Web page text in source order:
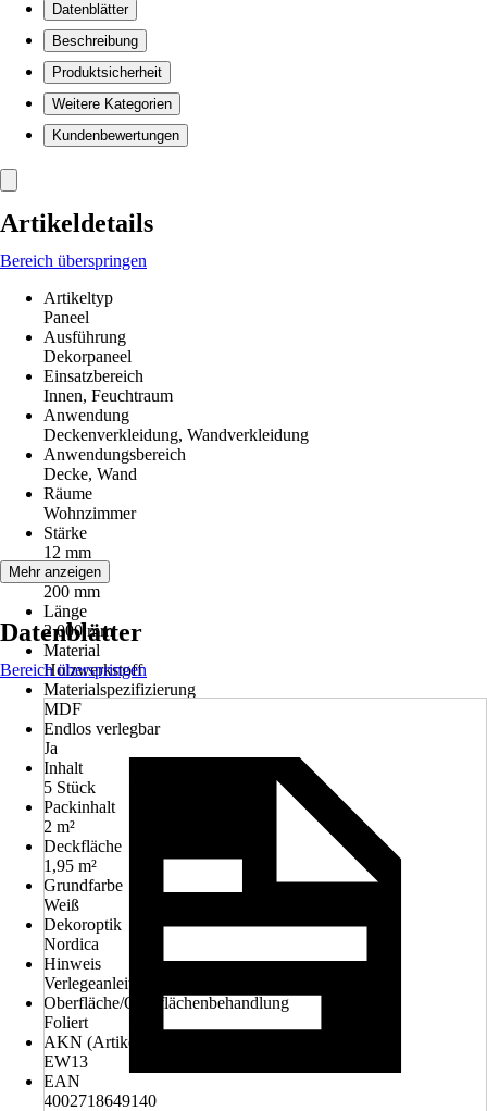
Datenblätter
Beschreibung
Produktsicherheit
Weitere Kategorien
Kundenbewertungen
Artikeldetails
Bereich überspringen
Artikeltyp
Paneel
Ausführung
Dekorpaneel
Einsatzbereich
Innen, Feuchtraum
Anwendung
Deckenverkleidung, Wandverkleidung
Anwendungsbereich
Decke, Wand
Räume
Wohnzimmer
Stärke
12 mm
Breite
200 mm
Länge
2 000 mm
Material
Holzwerkstoff
Materialspezifizierung
MDF
Endlos verlegbar
Ja
Inhalt
5 Stück
Packinhalt
2 m²
Deckfläche
1,95 m²
Grundfarbe
Weiß
Dekoroptik
Nordica
Hinweis
Verlegeanleitung beachten
Oberfläche/Oberflächenbehandlung
Foliert
AKN (Artikelkurznummer)
EW13
EAN
4002718649140
Mehr anzeigen
Datenblätter
Bereich überspringen